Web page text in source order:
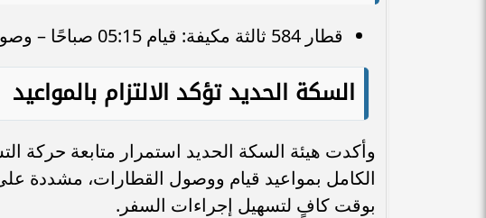
قطار 584 ثالثة مكيفة: قيام 05:15 صباحًا – وصول 08:30 صباحًا.
السكة الحديد تؤكد الالتزام بالمواعيد
وأكدت هيئة السكة الحديد استمرار متابعة حركة
الكامل بمواعيد قيام ووصول القطارات، مشددة
بوقت كافٍ لتسهيل إجراءات السفر.